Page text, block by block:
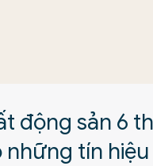
động sản 6
những tín